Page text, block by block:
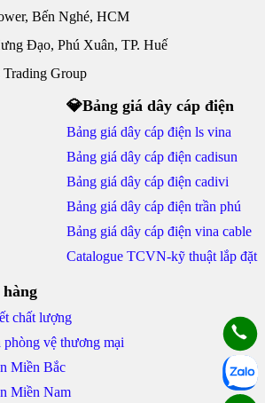
Bến Nghé, HCM
Đạo, Phú Xuân, TP. Huế
Group
💎Bảng giá dây cáp điện
Bảng giá dây cáp điện ls vina
Bảng giá dây cáp điện cadisun
Bảng giá dây cáp điện cadivi
Bảng giá dây cáp điện trần phú
Bảng giá dây cáp điện vina cable
Catalogue TCVN-kỹ thuật lắp đặt
chất lượng
vệ thương mại
Miền Bắc
Miền Nam